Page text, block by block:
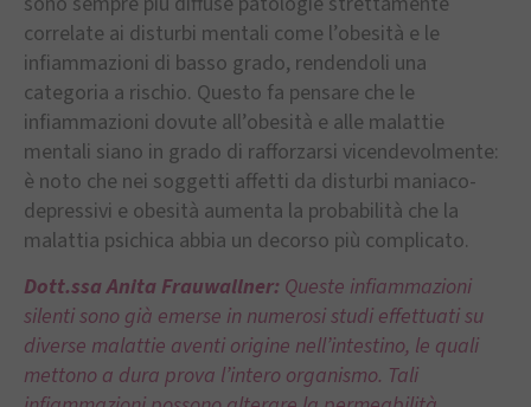
correlate ai disturbi mentali come l’obesità e le
infiammazioni di basso grado, rendendoli una
categoria a rischio. Questo fa pensare che le
infiammazioni dovute all’obesità e alle malattie
mentali siano in grado di rafforzarsi vicendevolmente:
è noto che nei soggetti affetti da disturbi maniaco-
depressivi e obesità aumenta la probabilità che la
malattia psichica abbia un decorso più complicato.
Dott.ssa Anita Frauwallner: Queste infiammazioni
silenti sono già emerse in numerosi studi effettuati su
diverse malattie aventi origine nell’intestino, le quali
mettono a dura prova l’intero organismo. Tali